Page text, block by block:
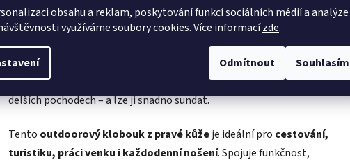
obsahu a reklam, poskytování funkcí sociálních médií a analýze
využíváme soubory cookies. Více informacízde.
Odmítnout Souhlasím
podtrhuje autentický australský vzhled.
Ozdobný pletený kožený pásek
dodává klobouku osobitý detail, který
funguje stejně dobře v přírodě jako ve městě.Praktická šňůrka pod
braduumožňuje bezpečné nošení i při silném větru, jízdě na koni nebo
delších pochodech – a lze ji snadno sundat.
Tento outdoorový klobouk z pravé kůžeje ideální pro cestování,
turistiku, práci venku i každodenní nošení. Spojuje funkčnost,